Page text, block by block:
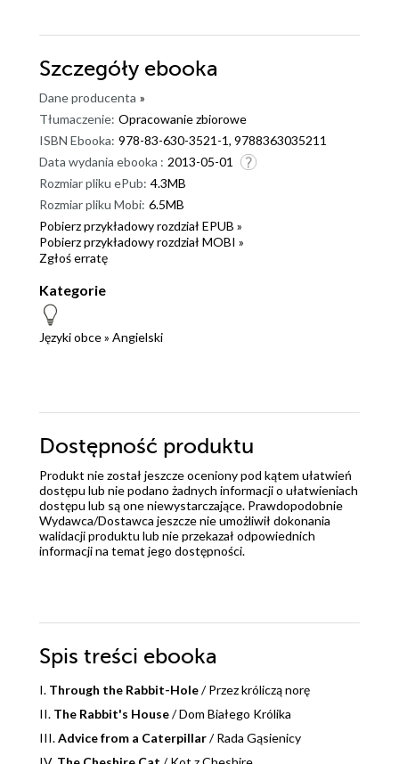
Szczegóły ebooka
Dane producenta »
Tłumaczenie: Opracowanie zbiorowe
ISBN Ebooka: 978-83-630-3521-1, 9788363035211
Data wydania ebooka : 2013-05-01
Rozmiar pliku ePub: 4.3MB
Rozmiar pliku Mobi: 6.5MB
Pobierz przykładowy rozdział EPUB »
Pobierz przykładowy rozdział MOBI »
Zgłoś erratę
Kategorie
Języki obce» Angielski
Dostępność produktu
Produkt nie został jeszcze oceniony pod kątem ułatwień
dostępu lub nie podano żadnych informacji o ułatwieniach
dostępu lub są one niewystarczające. Prawdopodobnie
Wydawca/Dostawca jeszcze nie umożliwił dokonania
walidacji produktu lub nie przekazał odpowiednich
informacji na temat jego dostępności.
Spis treści ebooka
I. Through the Rabbit-Hole/ Przez króliczą norę
II. The Rabbit's House/ Dom Białego Królika
III.Advice from a Caterpillar/ Rada Gąsienicy